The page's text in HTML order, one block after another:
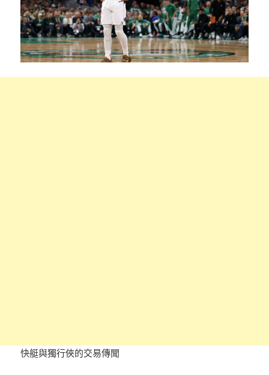
快艇與獨行俠的交易傳聞